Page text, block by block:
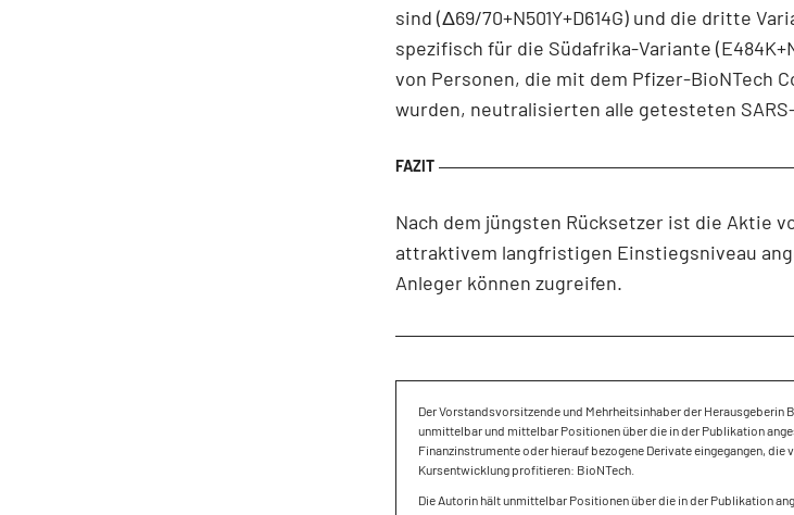
sind (Δ69/70+N501Y+D614G) und die dritte
spezifisch für die Südafrika-Variante
von Personen, die mit dem Pfizer-BioNTech
wurden, neutralisierten alle getesteten
Nach dem jüngsten Rücksetzer ist die Aktie
attraktivem langfristigen Einstiegsniveau
Anleger können zugreifen.
Der Vorstandsvorsitzende und Mehrheitsinhaber der Herausgeberin
unmittelbar und mittelbar Positionen über die in der Publikation
Finanzinstrumente oder hierauf bezogene Derivate eingegangen,
Kursentwicklung profitieren: BioNTech.
Die Autorin hält unmittelbar Positionen über die in der Publikation